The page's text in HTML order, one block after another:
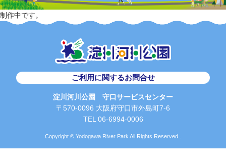
制作中です。
ご利用に関するお問合せ
淀川河川公園 守口サービスセンター
〒570-0096 大阪府守口市外島町7-6
TEL 06-6994-0006
Copyright © Yodogawa River Park All Rights Reserved..